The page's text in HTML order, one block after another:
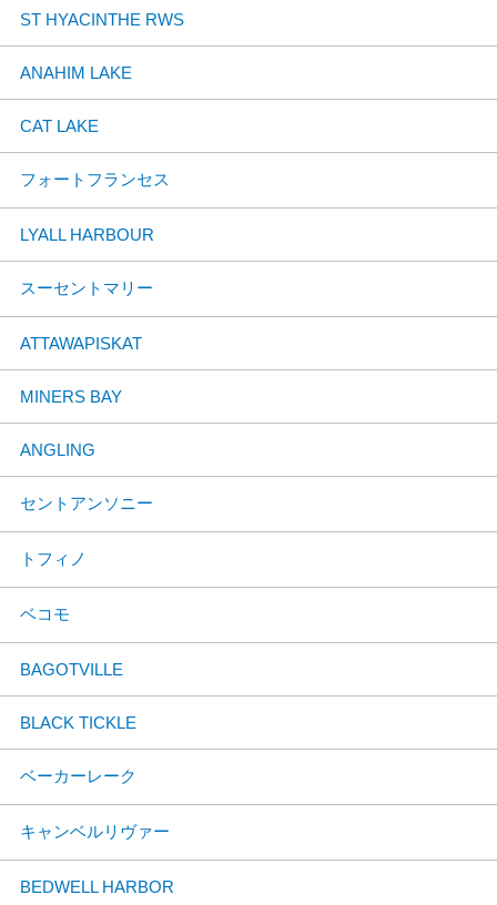
ST HYACINTHE RWS
ANAHIM LAKE
CAT LAKE
フォートフランセス
LYALL HARBOUR
スーセントマリー
ATTAWAPISKAT
MINERS BAY
ANGLING
セントアンソニー
トフィノ
ベコモ
BAGOTVILLE
BLACK TICKLE
ベーカーレーク
キャンベルリヴァー
BEDWELL HARBOR